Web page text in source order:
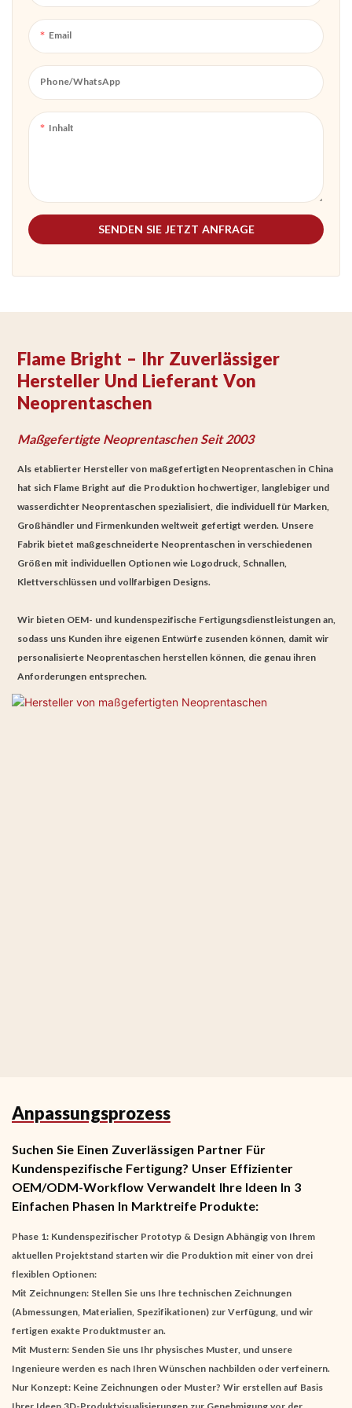
Email
Phone/whatsApp
Inhalt
SENDEN SIE JETZT ANFRAGE
Veranstaltungen, Markenaktionen,
Geschenkverpackungen und
tägliche Verwendung
Veranstaltungen, Markenaktionen,
Geschenkverpackungen und
Flame Bright – Ihr Zuverlässiger
Hersteller Und Lieferant Von
Neoprentaschen
Maßgefertigte Neoprentaschen Seit 2003
Als etablierter Hersteller von maßgefertigten Neoprentaschen in China
hat sich Flame Bright auf die Produktion hochwertiger, langlebigerund
wasserdichterNeoprentaschen spezialisiert, die individuell für Marken,
Großhändler und Firmenkunden weltweit gefertigt werden. Unsere
Fabrik bietet maßgeschneiderte Neoprentaschen in verschiedenen
Größen mit individuellen Optionen wie Logodruck, Schnallen,
Klettverschlüssen und vollfarbigen Designs.
Wir bieten OEM- und kundenspezifische Fertigungsdienstleistungen an,
sodass uns Kunden ihre eigenen Entwürfe zusenden können, damit wir
personalisierte Neoprentaschen herstellen können, die genau ihren
Anforderungen entsprechen.
Anpassungsprozess
Suchen Sie Einen Zuverlässigen Partner Für
Kundenspezifische Fertigung? Unser Effizienter
OEM/ODM-Workflow Verwandelt Ihre Ideen In 3
Einfachen Phasen In Marktreife Produkte:
Phase 1: Kundenspezifischer Prototyp & Design Abhängig von Ihrem
aktuellen Projektstand starten wir die Produktion mit einer von drei
flexiblen Optionen:
Mit Zeichnungen: Stellen Sie uns Ihre technischen Zeichnungen
(Abmessungen, Materialien, Spezifikationen) zur Verfügung, und wir
fertigen exakte Produktmuster an.
Mit Mustern: Senden Sie uns Ihr physisches Muster, und unsere
Ingenieure werden es nach Ihren Wünschen nachbilden oder verfeinern.
Nur Konzept: Keine Zeichnungen oder Muster? Wir erstellen auf Basis